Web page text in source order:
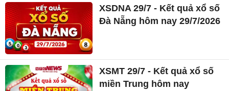
XSDNA 29/7 - Kết quả xổ số
Đà Nẵng hôm nay 29/7/2026
XSMT 29/7 - Kết quả xổ số
miền Trung hôm nay